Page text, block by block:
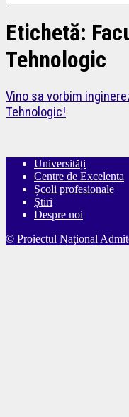
Etichetă:
Tehnologic
Vino sa vorbim
Tehnologic!
Universități
Centre de Excelenta
Școli profesionale
Știri
Despre noi
© Proiectul Naţional